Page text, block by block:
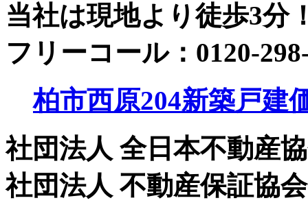
当社は現地より徒歩3分
フリーコール：0120-
柏市西原204新築戸建
社団法人 全日本不動産
社団法人 不動産保証協